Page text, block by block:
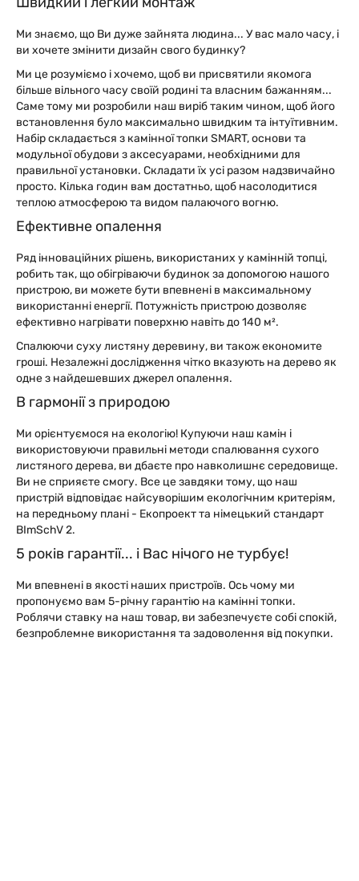
Ми знаємо, що Ви дуже зайнята людина... У вас мало часу, і
ви хочете змінити дизайн свого будинку?
Ми це розуміємо і хочемо, щоб ви присвятили якомога
більше вільного часу своїй родині та власним бажанням...
Саме тому ми розробили наш виріб таким чином, щоб його
встановлення було максимально швидким та інтуїтивним.
Набір складається з камінної топки SMART, основи та
модульної обудови з аксесуарами, необхідними для
правильної установки. Складати їх усі разом надзвичайно
просто. Кілька годин вам достатньо, щоб насолодитися
теплою атмосферою та видом палаючого вогню.
Ефективне опалення
Ряд інноваційних рішень, використаних у камінній топці,
робить так, що обігріваючи будинок за допомогою нашого
пристрою, ви можете бути впевнені в максимальному
використанні енергії. Потужність пристрою дозволяє
ефективно нагрівати поверхню навіть до 140 м².
Спалюючи суху листяну деревину, ви також економите
гроші. Незалежні дослідження чітко вказують на дерево як
одне з найдешевших джерел опалення.
В гармонії з природою
Ми орієнтуємося на екологію! Купуючи наш камін і
використовуючи правильні методи спалювання сухого
листяного дерева, ви дбаєте про навколишнє середовище.
Ви не сприяєте смогу. Все це завдяки тому, що наш
пристрій відповідає найсуворішим екологічним критеріям,
на передньому плані - Екопроект та німецький стандарт
BImSchV 2.
5 років гарантії... і Вас нічого не турбує!
Ми впевнені в якості наших пристроїв. Ось чому ми
пропонуємо вам 5-річну гарантію на камінні топки.
Роблячи ставку на наш товар, ви забезпечуєте собі спокій,
безпроблемне використання та задоволення від покупки.